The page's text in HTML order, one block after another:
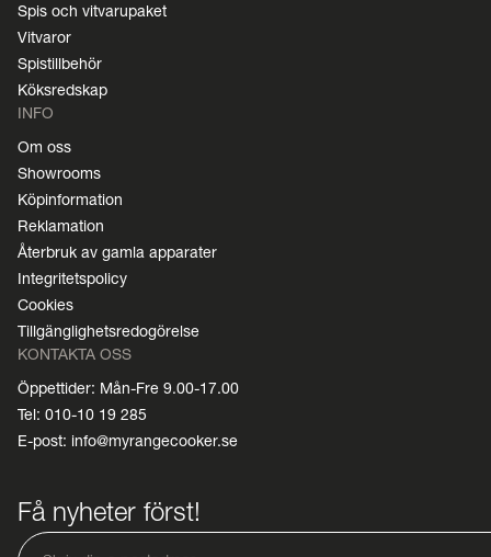
Spis och vitvarupaket
Vitvaror
Spistillbehör
Köksredskap
INFO
Om oss
Showrooms
Köpinformation
Reklamation
Återbruk av gamla apparater
Integritetspolicy
Cookies
Tillgänglighetsredogörelse
KONTAKTA OSS
Öppettider: Mån-Fre 9.00-17.00
Tel: 010-10 19 285
E-post: info@myrangecooker.se
Få nyheter först!